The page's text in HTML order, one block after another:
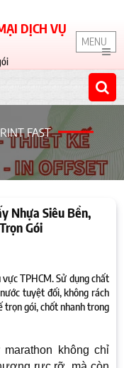
DỊCH VỤ
MENU
FAST
Nhựa Siêu Bền,
Gói
TPHCM. Sử dụng chất
tuyệt đối, không rách
trọn gói, chốt nhanh trong
không chỉ